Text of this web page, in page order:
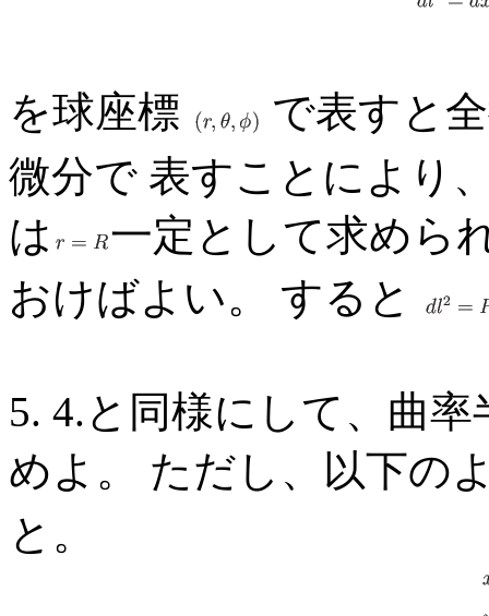
を球座標
で表すと
微分で 表すことによ
は
一定として求めら
おけばよい。 すると
5. 4.と同様にして、曲率
めよ。 ただし、以下の
と。